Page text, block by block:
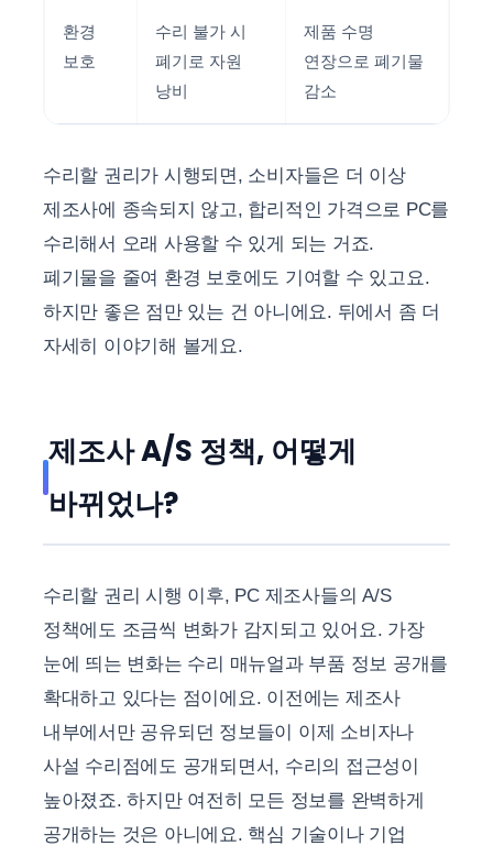
환경
보호
수리 불가 시
폐기로 자원
낭비
제품 수명
연장으로 폐기물
감소
수리할 권리가 시행되면, 소비자들은 더 이상
제조사에 종속되지 않고, 합리적인 가격으로 PC를
수리해서 오래 사용할 수 있게 되는 거죠.
폐기물을 줄여 환경 보호에도 기여할 수 있고요.
하지만 좋은 점만 있는 건 아니에요. 뒤에서 좀 더
자세히 이야기해 볼게요.
제조사 A/S 정책, 어떻게
바뀌었나?
수리할 권리 시행 이후, PC 제조사들의 A/S
정책에도 조금씩 변화가 감지되고 있어요. 가장
눈에 띄는 변화는 수리 매뉴얼과 부품 정보 공개를
확대하고 있다는 점이에요. 이전에는 제조사
내부에서만 공유되던 정보들이 이제 소비자나
사설 수리점에도 공개되면서, 수리의 접근성이
높아졌죠. 하지만 여전히 모든 정보를 완벽하게
공개하는 것은 아니에요. 핵심 기술이나 기업